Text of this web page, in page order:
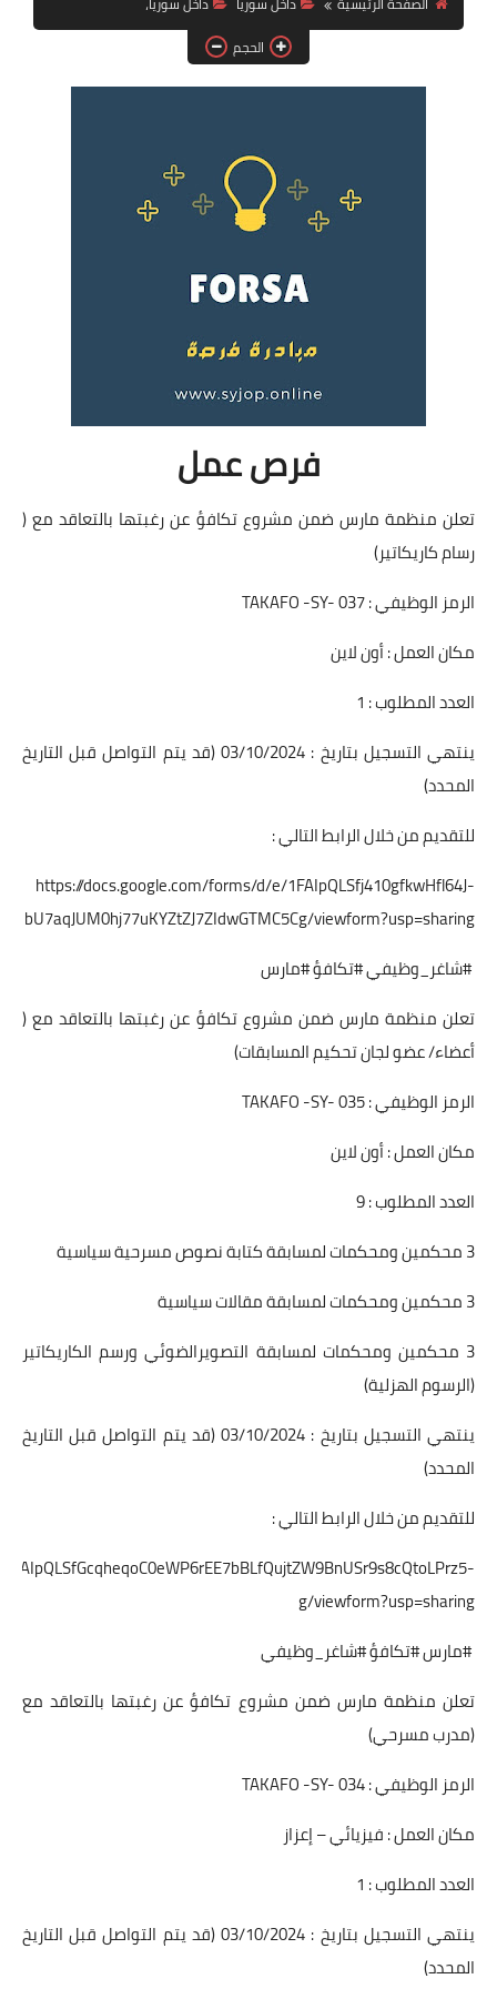
فرص عمل في العراق
فرص عمل في اليمن
دورات تدريبية
الحجم
فرص عمل
تعلن منظمة مارس ضمن مشروع تكافؤ عن رغبتها بالتعاقد مع (
رسام كاريكاتير)
الرمز الوظيفي : TAKAFO -SY- 037
مكان العمل : أون لاين
العدد المطلوب : 1
ينتهي التسجيل بتاريخ : 03/10/2024 (قد يتم التواصل قبل التاريخ
المحدد)
للتقديم من خلال الرابط التالي :
https://docs.google.com/forms/d/e/1FAIpQLSfj410gfkwHfl64J-
bU7aqJUM0hj77uKYZtZJ7ZIdwGTMC5Cg/viewform?usp=sharing
#شاغر_وظيفي #تكافؤ #مارس
تعلن منظمة مارس ضمن مشروع تكافؤ عن رغبتها بالتعاقد مع (
أعضاء/ عضو لجان تحكيم المسابقات)
الرمز الوظيفي : TAKAFO -SY- 035
مكان العمل : أون لاين
العدد المطلوب : 9
3 محكمين ومحكمات لمسابقة كتابة نصوص مسرحية سياسية
3 محكمين ومحكمات لمسابقة مقالات سياسية
3 محكمين ومحكمات لمسابقة التصويرالضوئي ورسم الكاريكاتير
(الرسوم الهزلية)
ينتهي التسجيل بتاريخ : 03/10/2024 (قد يتم التواصل قبل التاريخ
المحدد)
للتقديم من خلال الرابط التالي :
g/viewform?usp=sharing
#مارس #تكافؤ #شاغر_وظيفي
تعلن منظمة مارس ضمن مشروع تكافؤ عن رغبتها بالتعاقد مع
(مدرب مسرحي)
الرمز الوظيفي : TAKAFO -SY- 034
مكان العمل : فيزيائي – إعزاز
العدد المطلوب : 1
ينتهي التسجيل بتاريخ : 03/10/2024 (قد يتم التواصل قبل التاريخ
المحدد)